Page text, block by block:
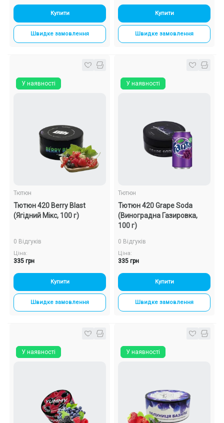
Купити
Швидке замовлення
Купити
Швидке замовлення
У наявності
Тютюн
Тютюн 420 Berry Blast
(Ягідний Мікс, 100 г)
0 Відгуків
Ціна:
335 грн
Купити
Швидке замовлення
У наявності
Тютюн
Тютюн 420 Grape Soda
(Виноградна Газировка,
100 г)
0 Відгуків
Ціна:
335 грн
Купити
Швидке замовлення
У наявності У наявності